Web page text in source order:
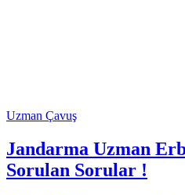
Uzman Çavuş
Jandarma Uzman
Sorulan Sorular !